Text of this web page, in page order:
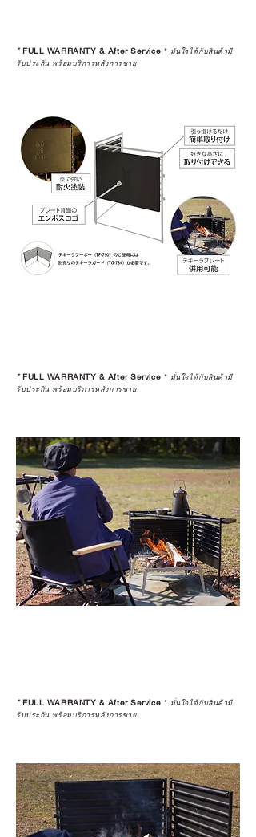
*FULL WARRANTY & After Service * มั่นใจได้กับสินค้ามี
รับประกัน พร้อมบริการหลังการขาย
*FULL WARRANTY & After Service * มั่นใจได้กับสินค้ามี
รับประกัน พร้อมบริการหลังการขาย
*FULL WARRANTY & After Service * มั่นใจได้กับสินค้ามี
รับประกัน พร้อมบริการหลังการขาย